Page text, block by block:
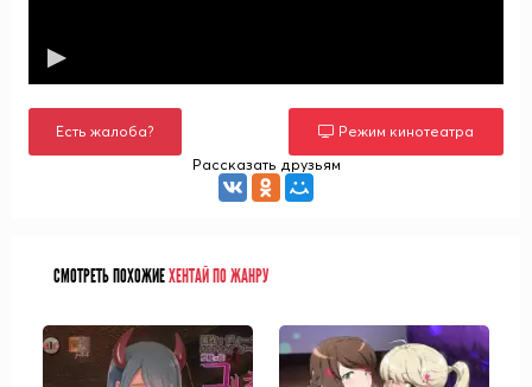
Есть жалоба?
Режим кинотеатра
Рассказать друзьям
СМОТРЕТЬ ПОХОЖИЕХЕНТАЙ ПО ЖАНРУ